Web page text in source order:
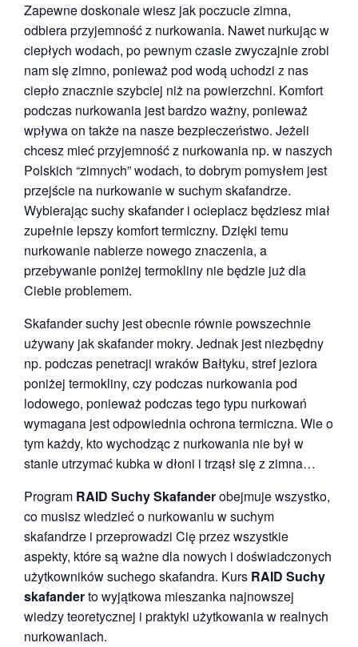
Zapewne doskonale wiesz jak poczucie zimna,
odbiera przyjemność z nurkowania. Nawet nurkując w
ciepłych wodach, po pewnym czasie zwyczajnie zrobi
nam się zimno, ponieważ pod wodą uchodzi z nas
ciepło znacznie szybciej niż na powierzchni. Komfort
podczas nurkowania jest bardzo ważny, ponieważ
wpływa on także na nasze bezpieczeństwo. Jeżeli
chcesz mieć przyjemność z nurkowania np. w naszych
Polskich “zimnych” wodach, to dobrym pomysłem jest
przejście na nurkowanie w suchym skafandrze.
Wybierając suchy skafander i ocieplacz będziesz miał
zupełnie lepszy komfort termiczny. Dzięki temu
nurkowanie nabierze nowego znaczenia, a
przebywanie poniżej termokliny nie będzie już dla
Ciebie problemem.
Skafander suchy jest obecnie równie powszechnie
używany jak skafander mokry. Jednak jest niezbędny
np. podczas penetracji wraków Bałtyku, stref jeziora
poniżej termokliny, czy podczas nurkowania pod
lodowego, ponieważ podczas tego typu nurkowań
wymagana jest odpowiednia ochrona termiczna. Wie o
tym każdy, kto wychodząc z nurkowania nie był w
stanie utrzymać kubka w dłoni i trząsł się z zimna…
Program RAID Suchy Skafanderobejmuje wszystko,
co musisz wiedzieć o nurkowaniu w suchym
skafandrze i przeprowadzi Cię przez wszystkie
aspekty, które są ważne dla nowych i doświadczonych
użytkowników suchego skafandra. Kurs RAID Suchy
skafanderto wyjątkowa mieszanka najnowszej
wiedzy teoretycznej i praktyki użytkowania w realnych
nurkowaniach.